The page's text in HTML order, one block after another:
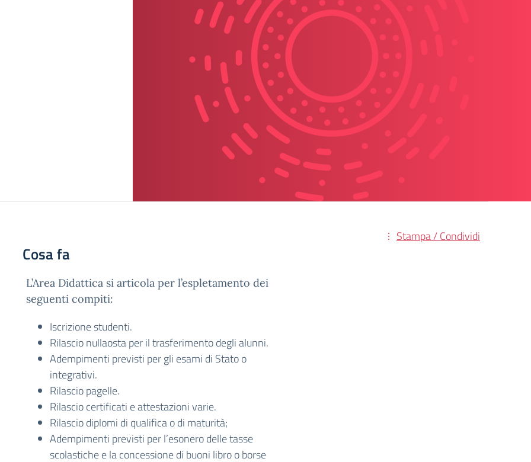
Stampa / Condividi
Cosa fa
L’Area Didattica si articola per l’espletamento dei
seguenti compiti:
Iscrizione studenti.
Rilascio nullaosta per il trasferimento degli alunni.
Adempimenti previsti per gli esami di Stato o
integrativi.
Rilascio pagelle.
Rilascio certificati e attestazioni varie.
Rilascio diplomi di qualifica o di maturità;
Adempimenti previsti per l’esonero delle tasse
scolastiche e la concessione di buoni libro o borse